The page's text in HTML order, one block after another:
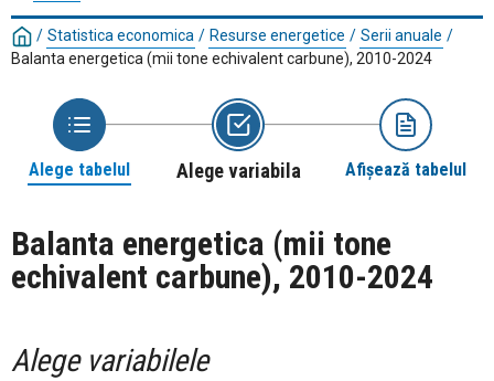
/ Statistica economica / Resurse energetice / Serii anuale /
Balanta energetica (mii tone echivalent carbune), 2010-2024
Alege tabelul Alege variabila Afișează tabelul
Balanta energetica (mii tone
echivalent carbune), 2010-2024
Alege variabilele